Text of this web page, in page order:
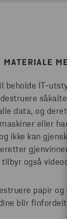
MATERIALE
beholde IT-
data, og
eller
ikke kan
tilbyr også
papir
blir